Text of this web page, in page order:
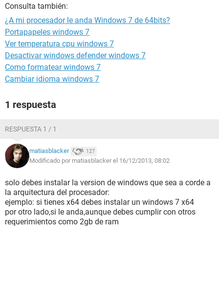
Consulta también:
¿A mi procesador le anda Windows 7 de 64bits?
Portapapeles windows 7
Ver temperatura cpu windows 7
Desactivar windows defender windows 7
Como formatear windows 7
Cambiar idioma windows 7
1 respuesta
RESPUESTA 1 / 1
matiasblacker 127
Modificado por matiasblacker el 16/12/2013, 08:02
solo debes instalar la version de windows que sea a corde a
la arquitectura del procesador:
ejemplo: si tienes x64 debes instalar un windows 7 x64
por otro lado,si le anda,aunque debes cumplir con otros
requerimientos como 2gb de ram